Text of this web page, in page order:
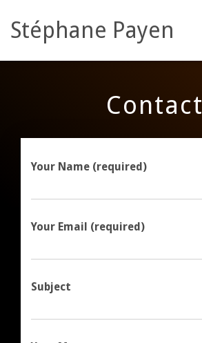
Stéphane Payen
Contact
Your Name (required)
Your Email (required)
Subject